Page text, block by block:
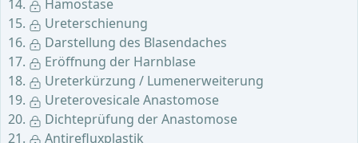
Hämostase
Ureterschienung
Darstellung des Blasendaches
Eröffnung der Harnblase
Ureterkürzung / Lumenerweiterung
Ureterovesicale Anastomose
Dichteprüfung der Anastomose
Antirefluxplastik